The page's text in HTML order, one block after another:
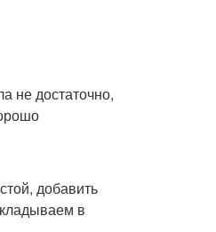
не достаточно,
добавить
в